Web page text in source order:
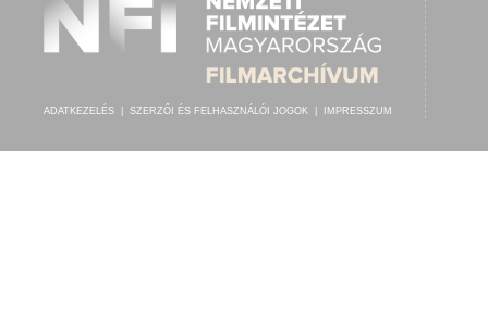
ADATKEZELÉS SZERZŐI ÉS FELHASZNÁLÓI JOGOK IMPRESSZUM